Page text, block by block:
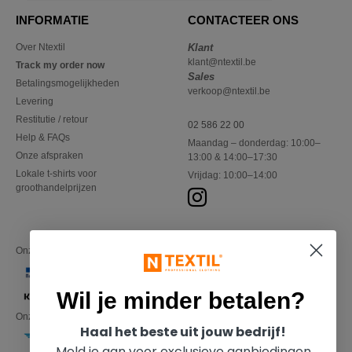
INFORMATIE
Over Ntextil
Track my order now
Betalingsmogelijkheden
Levering
Restitutie / retour
Help & FAQs
Onze afspraken
Lokale t-shirts voor
groothandelprijzen
CONTACTEER ONS
Klant
klant@ntextil.be
Sales
verkoop@ntextil.be
02 586 22 00
Maandag – donderdag: 10:00–
13:00 & 14:00–17:30
Vrijdag: 10:00–14:00
Onze financiële partners
Onze transporteurs
Wil je minder betalen?
Haal het beste uit jouw bedrijf!